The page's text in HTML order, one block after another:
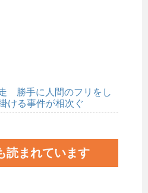
勝手に人間のフリをし
ける事件が相次ぐ
読まれています